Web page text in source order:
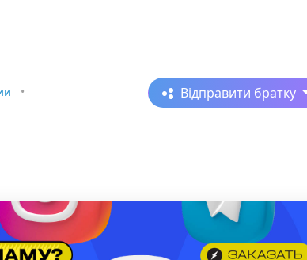
•
Відправити братку